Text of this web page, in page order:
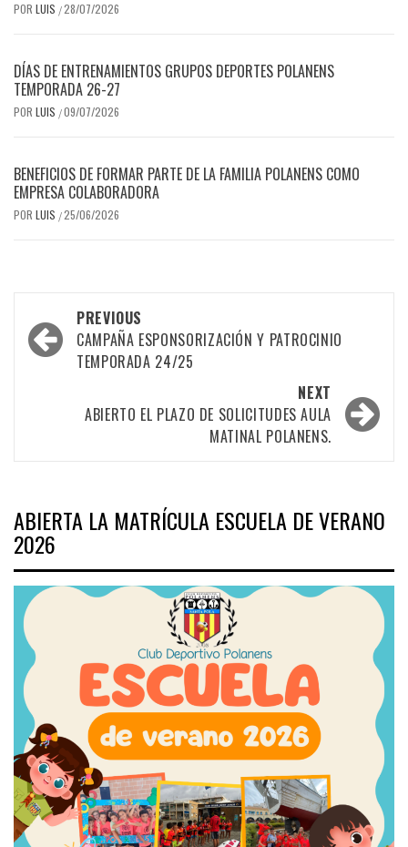
POR LUIS /28/07/2026
DÍAS DE ENTRENAMIENTOS GRUPOS DEPORTES POLANENS
TEMPORADA 26-27
POR LUIS /09/07/2026
BENEFICIOS DE FORMAR PARTE DE LA FAMILIA POLANENS COMO
EMPRESA COLABORADORA
POR LUIS /25/06/2026
Post
navigation
PREVIOUS
CAMPAÑA ESPONSORIZACIÓN Y PATROCINIO
TEMPORADA 24/25
NEXT
ABIERTO EL PLAZO DE SOLICITUDES AULA
MATINAL POLANENS.
ABIERTA LA MATRÍCULA ESCUELA DE VERANO
2026